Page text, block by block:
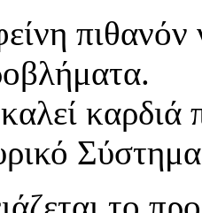
πιθανόν
καρδιά